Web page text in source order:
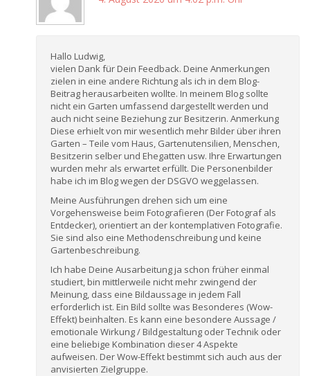
Hallo Ludwig,
vielen Dank für Dein Feedback. Deine Anmerkungen
zielen in eine andere Richtung als ich in dem Blog-
Beitrag herausarbeiten wollte. In meinem Blog sollte
nicht ein Garten umfassend dargestellt werden und
auch nicht seine Beziehung zur Besitzerin. Anmerkung
Diese erhielt von mir wesentlich mehr Bilder über ihren
Garten – Teile vom Haus, Gartenutensilien, Menschen,
Besitzerin selber und Ehegatten usw. Ihre Erwartungen
wurden mehr als erwartet erfüllt. Die Personenbilder
habe ich im Blog wegen der DSGVO weggelassen.
Meine Ausführungen drehen sich um eine
Vorgehensweise beim Fotografieren (Der Fotograf als
Entdecker), orientiert an der kontemplativen Fotografie.
Sie sind also eine Methodenschreibung und keine
Gartenbeschreibung.
Ich habe Deine Ausarbeitung ja schon früher einmal
studiert, bin mittlerweile nicht mehr zwingend der
Meinung, dass eine Bildaussage in jedem Fall
erforderlich ist. Ein Bild sollte was Besonderes (Wow-
Effekt) beinhalten. Es kann eine besondere Aussage /
emotionale Wirkung / Bildgestaltung oder Technik oder
eine beliebige Kombination dieser 4 Aspekte
aufweisen. Der Wow-Effekt bestimmt sich auch aus der
anvisierten Zielgruppe.